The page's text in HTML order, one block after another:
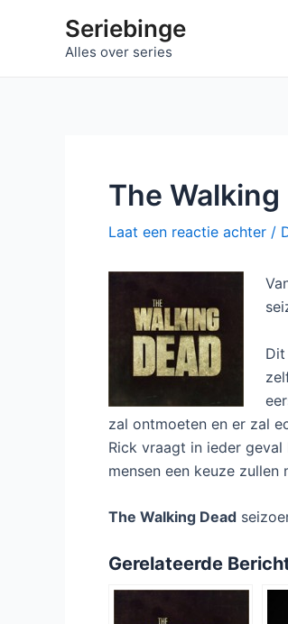
Seriebinge
Alles over series
The
Laat een reactie achter /
zal ontmoeten en er zal
Rick vraagt in ieder geval
mensen een keuze
The Walking Dead
Gerelateerde